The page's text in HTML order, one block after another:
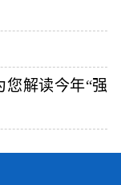
您解读今年“强